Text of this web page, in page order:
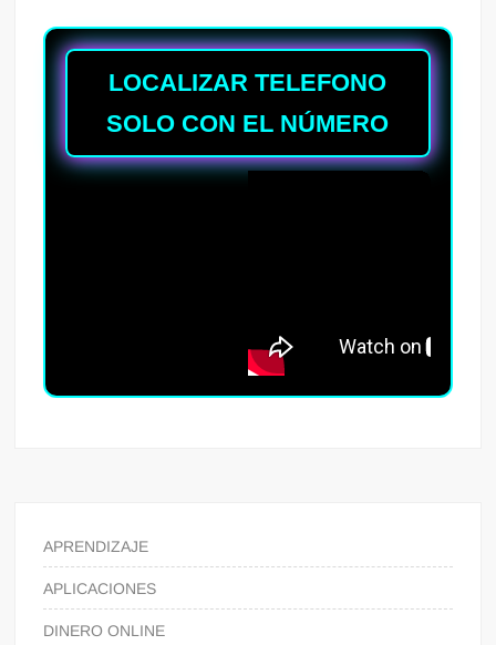
LOCALIZAR TELEFONO
SOLO CON EL NÚMERO
APRENDIZAJE
APLICACIONES
DINERO ONLINE